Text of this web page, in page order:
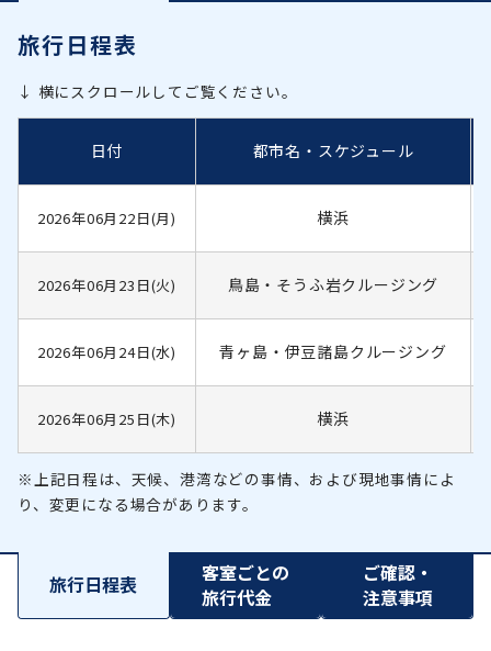
旅行日程表
↓ 横にスクロールしてご覧ください。
日付 都市名・スケジュール
2026年06月22日(月) 横浜
2026年06月23日(火) 鳥島・そうふ岩クルージング
2026年06月24日(水) 青ヶ島・伊豆諸島クルージング
2026年06月25日(木) 横浜
※上記日程は、天候、港湾などの事情、および現地事情によ
り、変更になる場合があります。
旅行日程表
客室ごとの
旅行代金
ご確認・
注意事項